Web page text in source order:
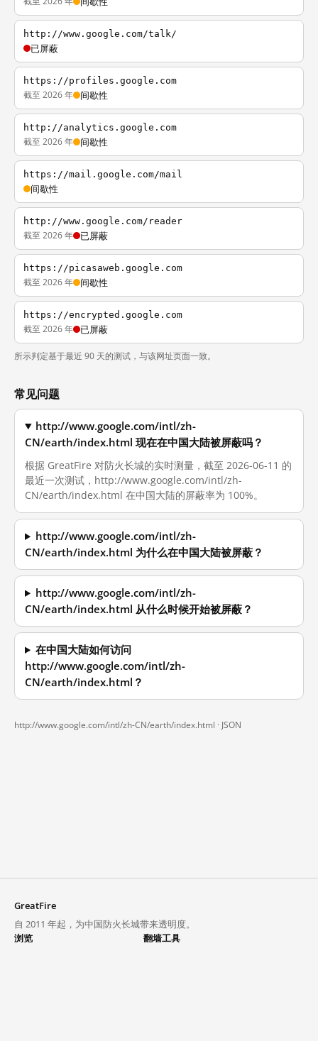
http://www.google.com/talk/
已屏蔽
https://profiles.google.com
截至 2026 年 间歇性
http://analytics.google.com
截至 2026 年 间歇性
https://mail.google.com/mail
间歇性
http://www.google.com/reader
截至 2026 年 已屏蔽
https://picasaweb.google.com
截至 2026 年 间歇性
https://encrypted.google.com
截至 2026 年 已屏蔽
所示判定基于最近 90 天的测试，与该网址页面一致。
常见问题
http://www.google.com/intl/zh-
CN/earth/index.html 现在在中国大陆被屏蔽吗？
根据 GreatFire 对防火长城的实时测量，截至 2026-06-11 的
最近一次测试，http://www.google.com/intl/zh-
CN/earth/index.html 在中国大陆的屏蔽率为 100%。
http://www.google.com/intl/zh-
CN/earth/index.html 为什么在中国大陆被屏蔽？
http://www.google.com/intl/zh-
CN/earth/index.html 从什么时候开始被屏蔽？
在中国大陆如何访问
http://www.google.com/intl/zh-
CN/earth/index.html？
http://www.google.com/intl/zh-CN/earth/index.html · JSON
GreatFire
自 2011 年起，为中国防火长城带来透明度。
浏览
翻墙工具